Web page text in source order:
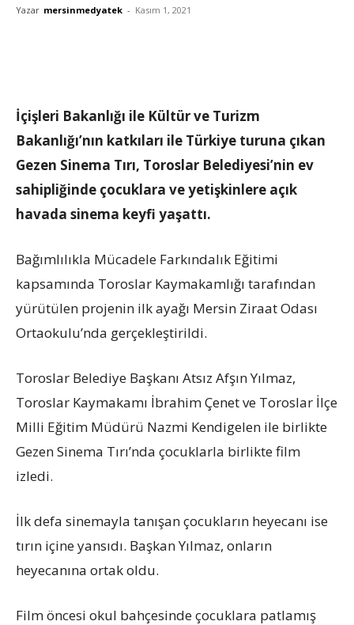
Yazar mersinmedyatek - Kasım 1, 2021
İçişleri Bakanlığı ile Kültür ve Turizm
Bakanlığı’nın katkıları ile Türkiye turuna çıkan
Gezen Sinema Tırı, Toroslar Belediyesi’nin ev
sahipliğinde çocuklara ve yetişkinlere açık
havada sinema keyfi yaşattı.
Bağımlılıkla Mücadele Farkındalık Eğitimi
kapsamında Toroslar Kaymakamlığı tarafından
yürütülen projenin ilk ayağı Mersin Ziraat Odası
Ortaokulu’nda gerçekleştirildi.
Toroslar Belediye Başkanı Atsız Afşın Yılmaz,
Toroslar Kaymakamı İbrahim Çenet ve Toroslar İlçe
Milli Eğitim Müdürü Nazmi Kendigelen ile birlikte
Gezen Sinema Tırı’nda çocuklarla birlikte film
izledi.
İlk defa sinemayla tanışan çocukların heyecanı ise
tırın içine yansıdı. Başkan Yılmaz, onların
heyecanına ortak oldu.
Film öncesi okul bahçesinde çocuklara patlamış